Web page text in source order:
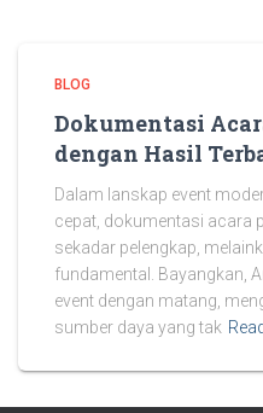
BLOG
Dokumentasi
dengan Hasil
Dalam lanskap event
cepat, dokumentasi acara
sekadar pelengkap,
fundamental. Bayangkan,
event dengan matang,
sumber daya yang tak